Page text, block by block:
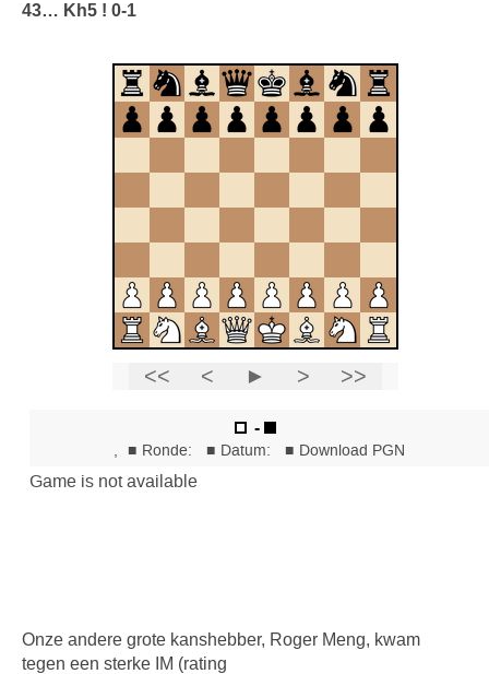
43… Kh5 ! 0-1
Onze andere grote kanshebber, Roger Meng, kwam
tegen een sterke IM (rating